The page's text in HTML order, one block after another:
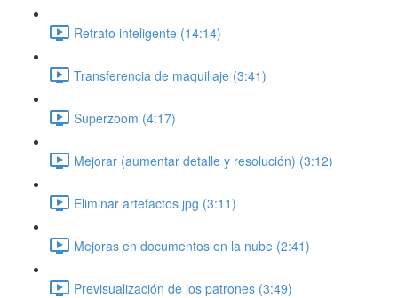
Retrato inteligente (14:14)
Transferencia de maquillaje (3:41)
Superzoom (4:17)
Mejorar (aumentar detalle y resolución) (3:12)
Eliminar artefactos jpg (3:11)
Mejoras en documentos en la nube (2:41)
Previsualización de los patrones (3:49)